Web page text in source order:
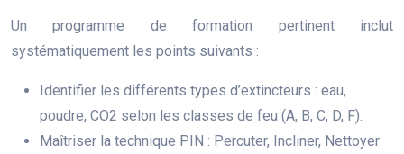
Un programme de formation pertinent inclut
systématiquement les points suivants :
Identifier les différents types d’extincteurs : eau,
poudre, CO2 selon les classes de feu (A, B, C, D, F).
Maîtriser la technique PIN : Percuter, Incliner, Nettoyer